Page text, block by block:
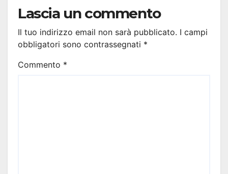
Lascia un commento
Il tuo indirizzo email non sarà pubblicato. I campi
obbligatori sono contrassegnati *
Commento *